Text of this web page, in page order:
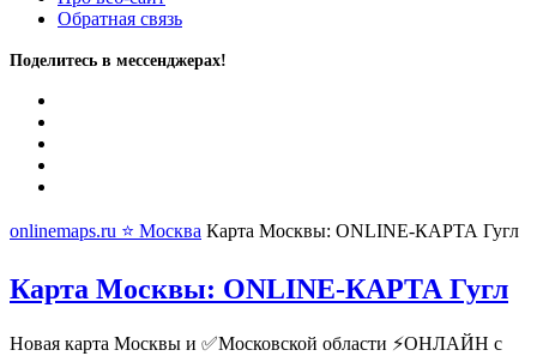
Обратная связь
Поделитесь в мессенджерах!
onlinemaps.ru ⭐ Москва Карта Москвы: ONLINE-КАРТА Гугл
Карта Москвы: ONLINE-КАРТА Гугл
Новая карта Москвы и ✅Московской области ⚡ОНЛАЙН с